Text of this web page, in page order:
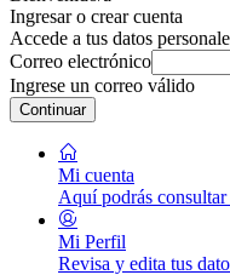
Ingresar o crear cuenta
Accede a tus datos
Correo electrónico
Ingrese un correo válido
Continuar
Mi cuenta
Aquí podrás
Mi Perfil
Revisa y edita tus